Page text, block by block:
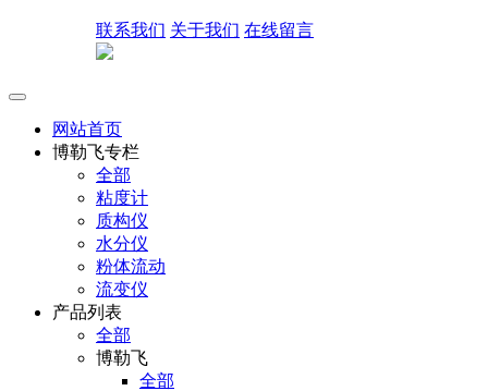
联系我们 关于我们 在线留言
网站首页
博勒飞专栏
全部
粘度计
质构仪
水分仪
粉体流动
流变仪
产品列表
全部
博勒飞
全部